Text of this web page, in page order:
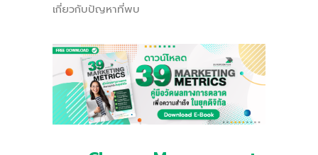
เกี่ยวกับปัญหาที่พบ